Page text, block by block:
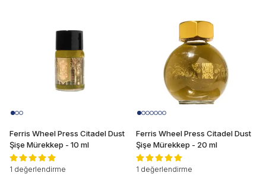
Ferris Wheel Press Citadel Dust
Şişe Mürekkep - 10 ml
1 değerlendirme
Ferris Wheel Press Citadel Dust
Şişe Mürekkep - 20 ml
1 değerlendirme